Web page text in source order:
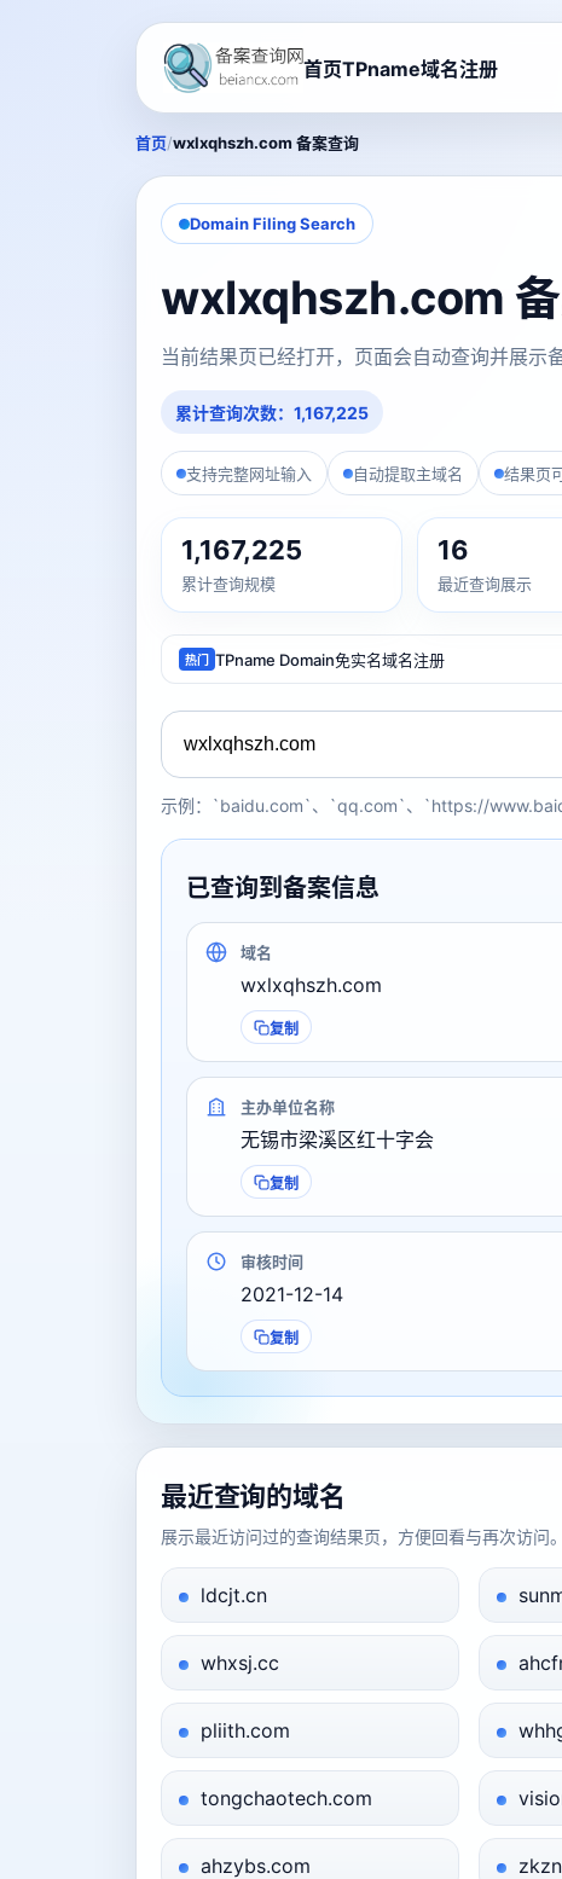
首页TPname域名注册
首页/wxlxqhszh.com 备案查询
Domain Filing Search
wxlxqhszh.com
当前结果页已经打开，页面会自动查询并展示
累计查询次数：1,167,225
支持完整网址输入 自动提取主域名 结果页
1,167,225
累计查询规模
16
最近查询展示
热门 TPname Domain免实名域名注册
示例：`baidu.com`、`qq.com`、`https://
已查询到备案信息
域名
wxlxqhszh.com
复制
主办单位名称
无锡市梁溪区红十字会
复制
审核时间
2021-12-14
复制
最近查询的域名
展示最近访问过的查询结果页，方便回看与再次访问。
ldcjt.cn
whxsj.cc
pliith.com
tongchaotech.com
ahzybs.com